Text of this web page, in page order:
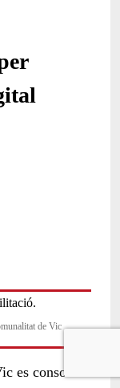
de Vic
es consolida